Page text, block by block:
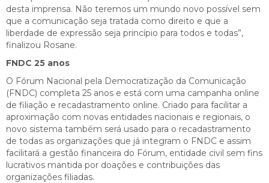
desta imprensa. Não teremos um mundo novo possível sem
que a comunicação seja tratada como direito e que a
liberdade de expressão seja princípio para todos e todas”,
finalizou Rosane.
FNDC 25 anos
O Fórum Nacional pela Democratização da Comunicação
(FNDC) completa 25 anos e está com uma campanha online
de filiação e recadastramento online. Criado para facilitar a
aproximação com novas entidades nacionais e regionais, o
novo sistema também será usado para o recadastramento
de todas as organizações que já integram o FNDC e assim
facilitará a gestão financeira do Fórum, entidade civil sem fins
lucrativos mantida por doações e contribuições das
organizações filiadas.